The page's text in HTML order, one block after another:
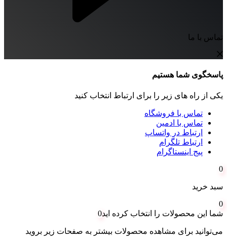
تماس با ما
پاسخگوی شما هستیم
یکی از راه های زیر را برای ارتباط انتخاب کنید
تماس با فروشگاه
تماس با ادمین
ارتباط در واتساپ
ارتباط تلگرام
پیج اینستاگرام
0
سبد خرید
0
شما این محصولات را انتخاب کرده اید0
می‌توانید برای مشاهده محصولات بیشتر به صفحات زیر بروید